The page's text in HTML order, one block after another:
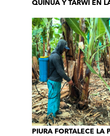
QUINUA Y TARWI EN
PIURA FORTALECE LA